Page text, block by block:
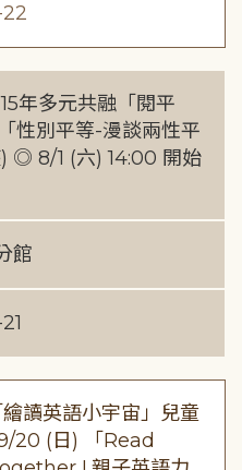
年多元共融「閱平
性別平等-漫談兩性平
◎ 8/1 (六) 14:00 開始
館
繪讀英語小宇宙」兒童
20 (日) 「Read